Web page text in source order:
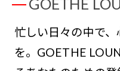
GOETHE
忙しい日々の中で
を。GOETHE